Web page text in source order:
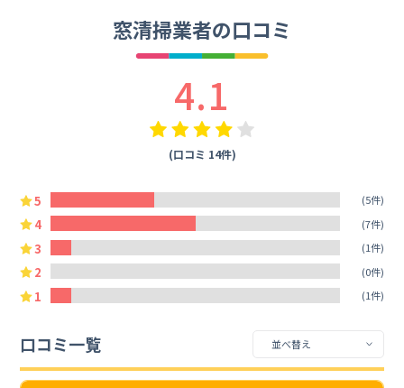
窓清掃業者の口コミ
4.1
(口コミ 14件)
5 (5件)
4 (7件)
3 (1件)
2 (0件)
1 (1件)
口コミ一覧